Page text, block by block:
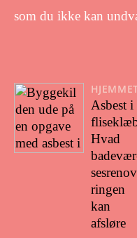
som du ikke kan
Asbest i
Hvad
ringen
kan
afsløre